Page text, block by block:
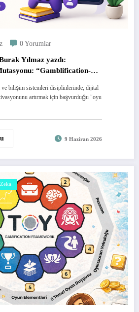
0 Yorumlar
Yılmaz yazdı:
“Gamblification-
bilişim sistemleri disiplinlerinde, dijital
artırmak için başvurduğu "oyu
9 Haziran 2026